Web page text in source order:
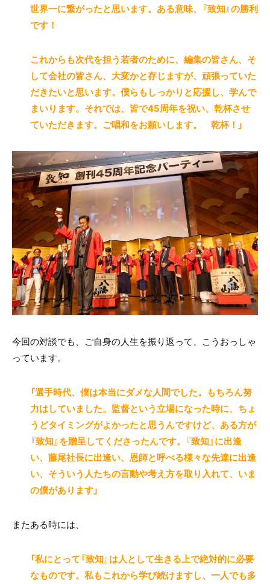
世界一に繋がったと思います。ある意味、『致知』の勝利
です！
これからも次代を担う若者のために、編集の皆さん、そ
して会社の皆さん、大変かと存じますが、頑張っていた
だきたいと思います。僕らもしっかりと応援し、学んで
まいります。それでは、皆で45周年を祝い、乾杯させ
ていただきます。ご唱和をお願いします。 乾杯！」
今回の対談でも、ご自身の人生を振り返って、こうおっしゃ
っています。
「選手時代、僕は本当にダメな人間でした。もちろん努
力はしていました。監督という立場になった時に、ちょ
うどタイミングがよかったと思うんですけど、ある方が
『致知』を贈呈してくださったんです。『致知』に出逢
い、藤尾社長に出逢い、恩師と呼べる様々な先達に出逢
い、そういう人たちの言動や考え方を取り入れて、いま
の僕があります」
またある時には、
「私にとって『致知』は人として生きる上で絶対的に必要
なものです。私もこれから学び続けますし、一人でも多